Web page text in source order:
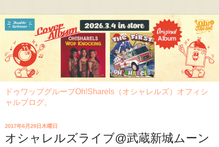
ドゥワップグループOh!Sharels（オシャレルズ）オフィシ
ャルブログ。
2017年6月29日木曜日
オシャレルズライブ@武蔵新城ムーン